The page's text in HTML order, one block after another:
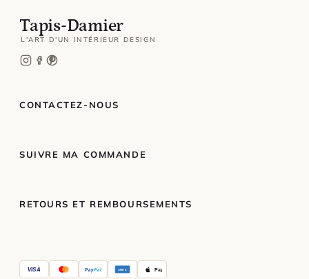
Tapis-Damier
L'ART D'UN INTÉRIEUR DESIGN
CONTACTEZ-NOUS
SUIVRE MA COMMANDE
RETOURS ET REMBOURSEMENTS
VISA PayPal AMEX Pay